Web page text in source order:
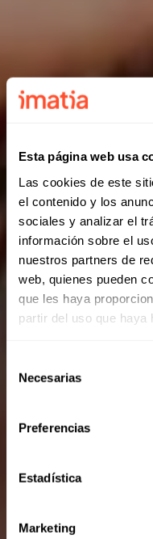
Esta página web usa
Las cookies de este
el contenido y los
sociales y analizar el
información sobre el
nuestros partners de
web, quienes pueden
que les haya
partir del uso que haya
Necesarias
Preferencias
Estadística
Marketing